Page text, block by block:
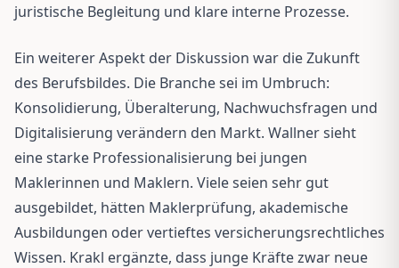
juristische Begleitung und klare interne Prozesse.
Ein weiterer Aspekt der Diskussion war die Zukunft
des Berufsbildes. Die Branche sei im Umbruch:
Konsolidierung, Überalterung, Nachwuchsfragen und
Digitalisierung verändern den Markt. Wallner sieht
eine starke Professionalisierung bei jungen
Maklerinnen und Maklern. Viele seien sehr gut
ausgebildet, hätten Maklerprüfung, akademische
Ausbildungen oder vertieftes versicherungsrechtliches
Wissen. Krakl ergänzte, dass junge Kräfte zwar neue